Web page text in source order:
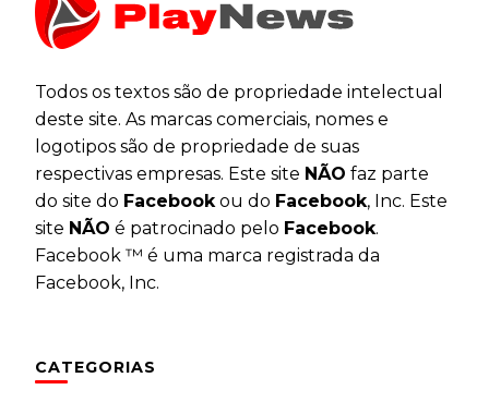
Todos os textos são de propriedade intelectual
deste site. As marcas comerciais, nomes e
logotipos são de propriedade de suas
respectivas empresas. Este site NÃO faz parte
do site do Facebookou do Facebook, Inc. Este
site NÃO é patrocinado pelo Facebook.
Facebook ™ é uma marca registrada da
Facebook, Inc.
CATEGORIAS